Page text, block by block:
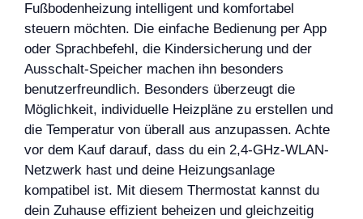
Fußbodenheizung intelligent und komfortabel
steuern möchten. Die einfache Bedienung per App
oder Sprachbefehl, die Kindersicherung und der
Ausschalt-Speicher machen ihn besonders
benutzerfreundlich. Besonders überzeugt die
Möglichkeit, individuelle Heizpläne zu erstellen und
die Temperatur von überall aus anzupassen. Achte
vor dem Kauf darauf, dass du ein 2,4-GHz-WLAN-
Netzwerk hast und deine Heizungsanlage
kompatibel ist. Mit diesem Thermostat kannst du
dein Zuhause effizient beheizen und gleichzeitig